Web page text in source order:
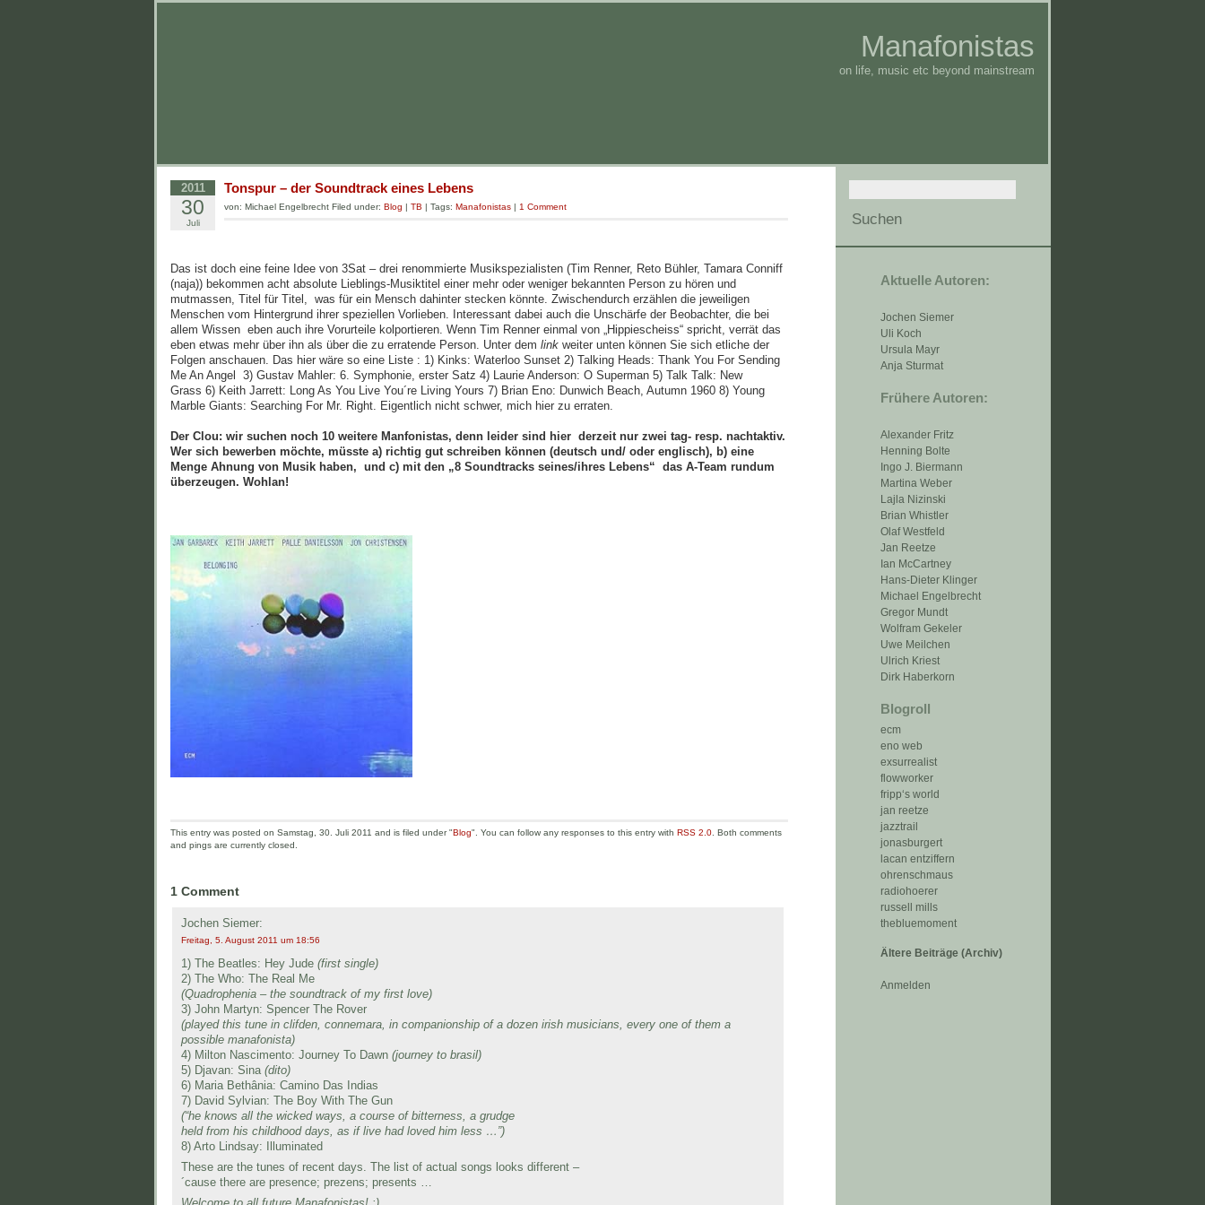
Manafonistas
on life, music etc beyond mainstream
Aktuelle Autoren:
Jochen Siemer
Uli Koch
Ursula Mayr
Anja Sturmat
Frühere Autoren:
Alexander Fritz
Henning Bolte
Ingo J. Biermann
Martina Weber
Lajla Nizinski
Brian Whistler
Olaf Westfeld
Jan Reetze
Ian McCartney
Hans-Dieter Klinger
Michael Engelbrecht
Gregor Mundt
Wolfram Gekeler
Uwe Meilchen
Ulrich Kriest
Dirk Haberkorn
Blogroll
ecm
eno web
exsurrealist
flowworker
fripp‘s world
jan reetze
jazztrail
jonasburgert
lacan entziffern
ohrenschmaus
radiohoerer
russell mills
thebluemoment
Ältere Beiträge (Archiv)
Anmelden
2011
30
Juli
Tonspur – der Soundtrack eines Lebens
von: Michael Engelbrecht Filed under: Blog | TB | Tags: Manafonistas | 1 Comment
Das ist doch eine feine Idee von 3Sat – drei renommierte Musikspezialisten (Tim Renner, Reto Bühler, Tamara Conniff
(naja)) bekommen acht absolute Lieblings-Musiktitel einer mehr oder weniger bekannten Person zu hören und
mutmassen, Titel für Titel, was für ein Mensch dahinter stecken könnte. Zwischendurch erzählen die jeweiligen
Menschen vom Hintergrund ihrer speziellen Vorlieben. Interessant dabei auch die Unschärfe der Beobachter, die bei
allem Wissen eben auch ihre Vorurteile kolportieren. Wenn Tim Renner einmal von „Hippiescheiss“ spricht, verrät das
eben etwas mehr über ihn als über die zu erratende Person. Unter dem link weiter unten können Sie sich etliche der
Folgen anschauen. Das hier wäre so eine Liste : 1) Kinks: Waterloo Sunset 2) Talking Heads: Thank You For Sending
Me An Angel 3) Gustav Mahler: 6. Symphonie, erster Satz 4) Laurie Anderson: O Superman 5) Talk Talk: New
Grass 6) Keith Jarrett: Long As You Live You´re Living Yours 7) Brian Eno: Dunwich Beach, Autumn 1960 8) Young
Marble Giants: Searching For Mr. Right. Eigentlich nicht schwer, mich hier zu erraten.
Der Clou: wir suchen noch 10 weitere Manfonistas, denn leider sind hier derzeit nur zwei tag- resp. nachtaktiv.
Wer sich bewerben möchte, müsste a) richtig gut schreiben können (deutsch und/ oder englisch), b) eine
Menge Ahnung von Musik haben, und c) mit den „8 Soundtracks seines/ihres Lebens“ das A-Team rundum
überzeugen. Wohlan!
This entry was posted on Samstag, 30. Juli 2011 and is filed under "Blog". You can follow any responses to this entry with RSS 2.0. Both comments
and pings are currently closed.
1 Comment
Jochen Siemer:
Freitag, 5. August 2011 um 18:56
1) The Beatles: Hey Jude (first single)
2) The Who: The Real Me
(Quadrophenia – the soundtrack of my first love)
3) John Martyn: Spencer The Rover
(played this tune in clifden, connemara, in companionship of a dozen irish musicians, every one of them a
possible manafonista)
4) Milton Nascimento: Journey To Dawn (journey to brasil)
5) Djavan: Sina (dito)
6) Maria Bethânia: Camino Das Indias
7) David Sylvian: The Boy With The Gun
(“he knows all the wicked ways, a course of bitterness, a grudge
held from his childhood days, as if live had loved him less …”)
8) Arto Lindsay: Illuminated
These are the tunes of recent days. The list of actual songs looks different –
´cause there are presence; prezens; presents …